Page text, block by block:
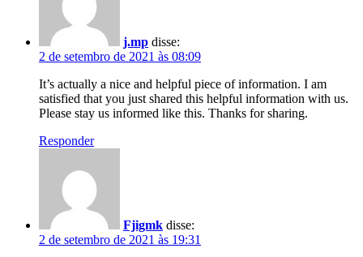
j.mp disse:
2 de setembro de 2021 às 08:09
It’s actually a nice and helpful piece of information. I am
satisfied that you just shared this helpful information with us.
Please stay us informed like this. Thanks for sharing.
Responder
Fjigmk disse:
2 de setembro de 2021 às 19:31